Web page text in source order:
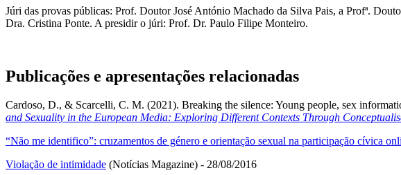
Júri das provas públicas: Prof. Doutor José António Machado da Silva Pais, a Profª.
Dra. Cristina Ponte. A presidir o júri: Prof. Dr. Paulo Filipe Monteiro.
Publicações e apresentações relacionadas
Cardoso, D., & Scarcelli, C. M. (2021). Breaking the silence: Young people, sex
and Sexuality in the European Media: Exploring Different Contexts Through
“Não me identifico”: cruzamentos de género e orientação sexual na participação cívica
Violação de intimidade (Notícias Magazine) - 28/08/2016